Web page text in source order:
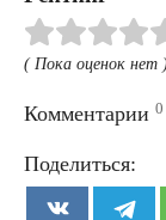
( Пока оценок нет
Комментарии 0
Поделиться: